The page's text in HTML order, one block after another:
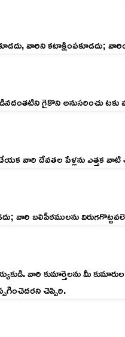
వారిని కటాక్షింపకూడదు;
గైకొని అనుసరించు
వారి దేవతల పేళ్లను ఎత్తక
వారి బలిపీఠములను
వారి కుమార్తెలను మీ
చెప్పిరి.